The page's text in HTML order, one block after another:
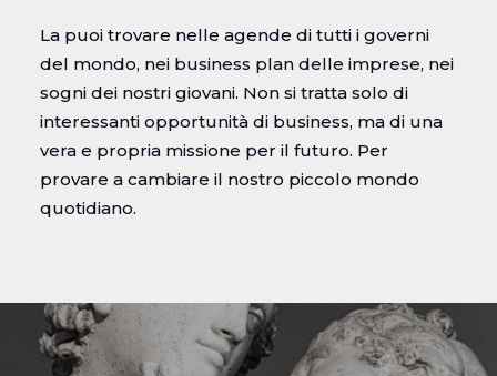
La puoi trovare nelle agende di tutti i governi
del mondo, nei business plan delle imprese, nei
sogni dei nostri giovani. Non si tratta solo di
interessanti opportunità di business, ma di una
vera e propria missione per il futuro. Per
provare a cambiare il nostro piccolo mondo
quotidiano.